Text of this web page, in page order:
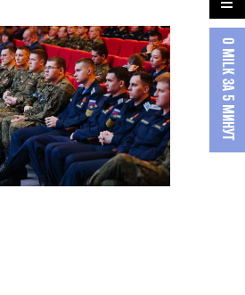
О MILK ЗА 5 МИНУТ